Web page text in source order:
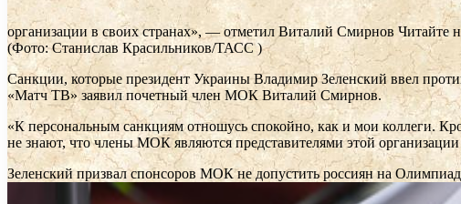
организации в своих странах», — отметил Виталий Смирнов Читайте
(Фото: Станислав Красильников/ТАСС )
Санкции, которые президент Украины Владимир Зеленский ввел
«Матч ТВ» заявил почетный член МОК Виталий Смирнов.
«К персональным санкциям отношусь спокойно, как и мои коллеги.
не знают, что члены МОК являются представителями этой
Зеленский призвал спонсоров МОК не допустить россиян на